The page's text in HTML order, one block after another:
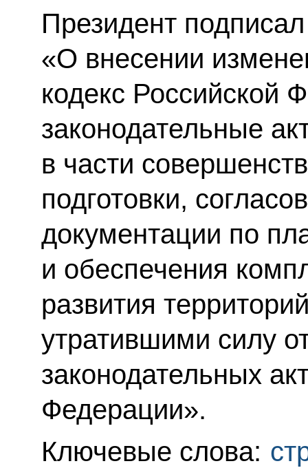
Президент
«О внесении
кодекс Российской
законодательные
в части
подготовки,
документации по
и обеспечения
развития
утратившими силу
законодательных
Федерации».
Ключевые слова: